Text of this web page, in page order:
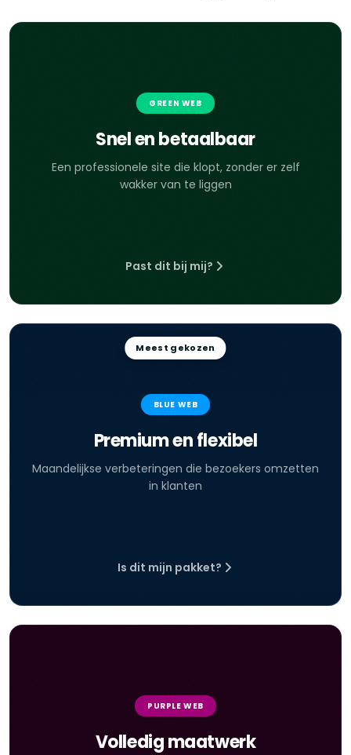
GREEN WEB
Snel en betaalbaar
Een professionele site die klopt, zonder er zelf
wakker van te liggen
Past dit bij mij?
Meest gekozen
BLUE WEB
Premium en flexibel
Maandelijkse verbeteringen die bezoekers omzetten
in klanten
Is dit mijn pakket?
PURPLE WEB
Volledig maatwerk